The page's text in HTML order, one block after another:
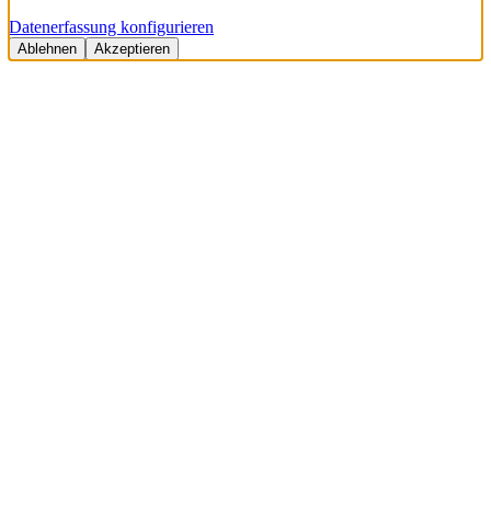
Datenerfassung konfigurieren
Ablehnen Akzeptieren